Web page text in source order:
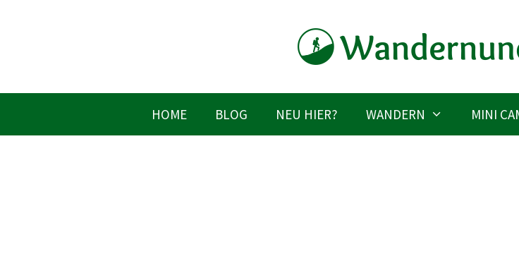
HOME BLOG NEU HIER? WANDERN MINI